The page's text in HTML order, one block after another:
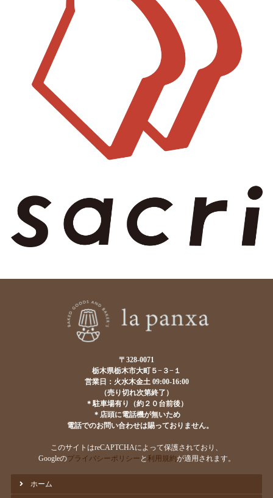
〒328-0071
栃木県栃木市大町５−３−１
営業日：火水木金土 09:00-16:00
（売り切れ次第終了）
＊駐車場有り（約２０台前後）
＊店頭に電話機が無いため
電話でのお問い合わせは賜っておりません。
このサイトはreCAPTCHAによって保護されており、
Googleのプライバシーポリシー と 利用規約が適用されます。
ホーム